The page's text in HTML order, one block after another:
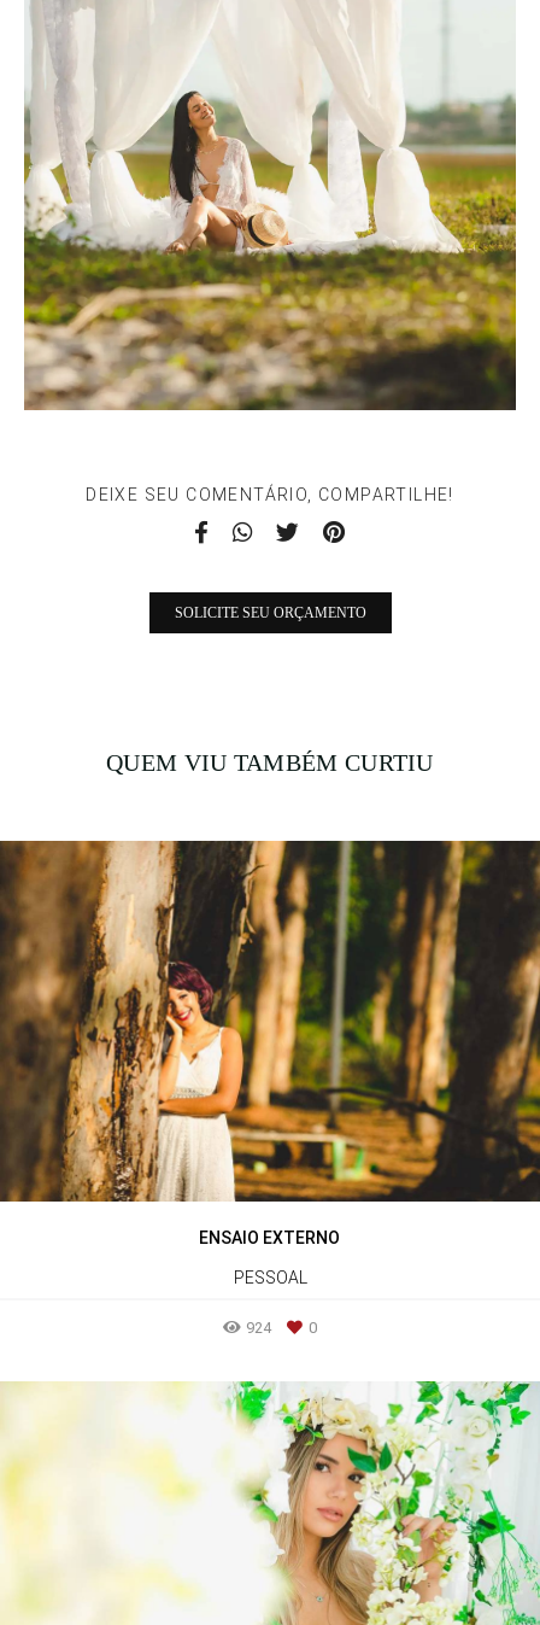
DEIXE SEU COMENTÁRIO, COMPARTILHE!
SOLICITE SEU ORÇAMENTO
QUEM VIU TAMBÉM CURTIU
ENSAIO EXTERNO
PESSOAL
924 0